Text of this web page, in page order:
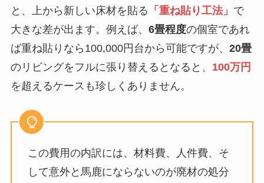
と、上から新しい床材を貼る 「重ね貼り工法」 で
大きな差が出ます。例えば、 6畳程度の個室であれ
ば重ね貼りなら100,000円台から可能ですが、 20畳
のリビングをフルに張り替えるとなると、 100万円
を超えるケースも珍しくありません。
この費用の内訳には、材料費、人件費、そ
して意外と馬鹿にならないのが廃材の処分